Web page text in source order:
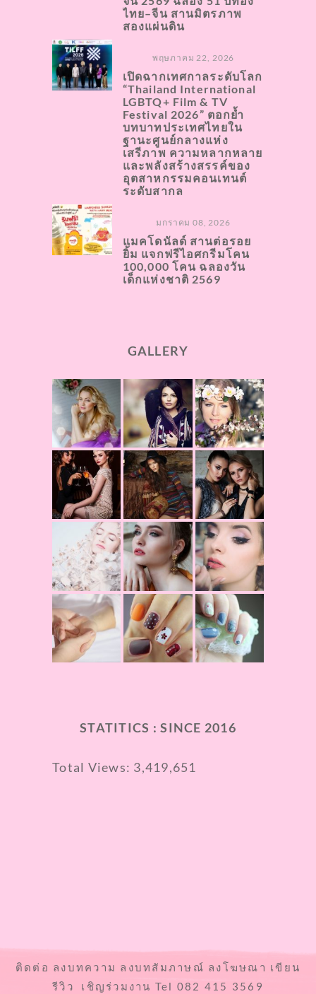
ไทย–จีน สานมิตรภาพ
สองแผ่นดิน
พฤษภาคม 22, 2026
เปิดฉากเทศกาลระดับโลก
“Thailand International
LGBTQ+ Film & TV
Festival 2026” ตอกย้ำ
บทบาทประเทศไทยใน
ฐานะศูนย์กลางแห่ง
เสรีภาพ ความหลากหลาย
และพลังสร้างสรรค์ของ
อุตสาหกรรมคอนเทนต์
ระดับสากล
มกราคม 08, 2026
แมคโดนัลด์ สานต่อรอย
ยิ้ม แจกฟรีไอศกรีมโคน
100,000 โคน ฉลองวัน
เด็กแห่งชาติ 2569
GALLERY
STATITICS : SINCE 2016
Total Views: 3,419,651
ติดต่อ ลงบทความ ลงบทสัมภาษณ์ ลงโฆษณา เขียน
รีวิว เชิญร่วมงาน Tel 082 415 3569